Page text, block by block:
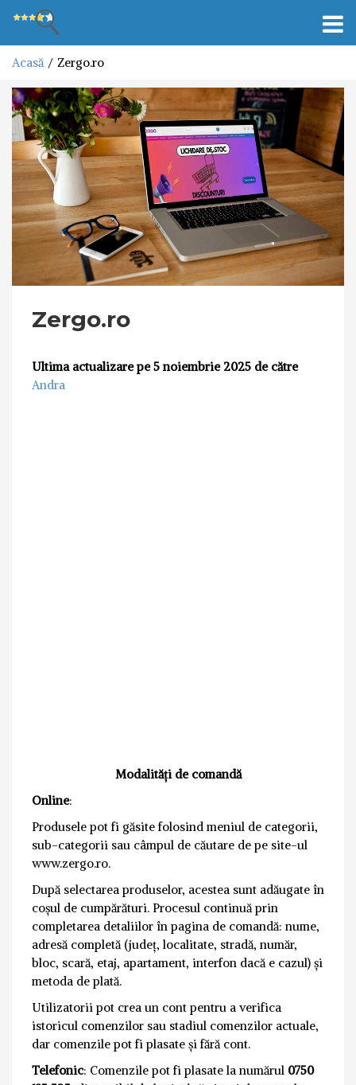
Acasă Zergo.ro
Zergo.ro
Ultima actualizare pe 5 noiembrie 2025 de către
Andra
Modalități de comandă
Online:
Produsele pot fi găsite folosind meniul de categorii,
sub-categorii sau câmpul de căutare de pe site-ul
www.zergo.ro.
După selectarea produselor, acestea sunt adăugate în
coșul de cumpărături. Procesul continuă prin
completarea detaliilor în pagina de comandă: nume,
adresă completă (județ, localitate, stradă, număr,
bloc, scară, etaj, apartament, interfon dacă e cazul) și
metoda de plată.
Utilizatorii pot crea un cont pentru a verifica
istoricul comenzilor sau stadiul comenzilor actuale,
dar comenzile pot fi plasate și fără cont.
Telefonic: Comenzile pot fi plasate la numărul 0750